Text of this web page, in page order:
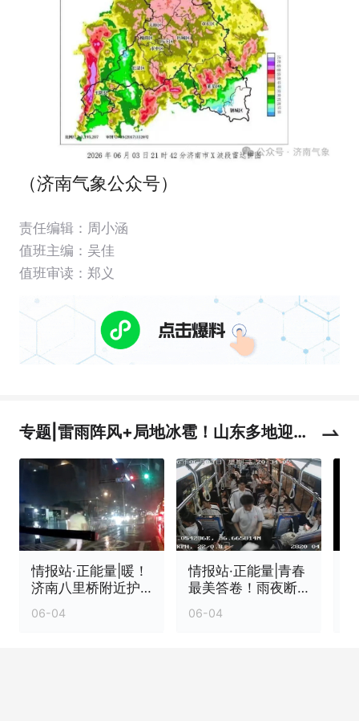
（济南气象公众号）
责任编辑：周小涵
值班主编： 吴佳
值班审读：郑义
专题|雷雨阵风+局地冰雹！山东多地迎强
对流天气
情报站·正能量|暖！
济南八里桥附近护
栏倾倒，他冒雨清
障除隐患
06-04
情报站·正能量|青春
最美答卷！雨夜断
枝拦路，高三学子
冒雨清障
06-04